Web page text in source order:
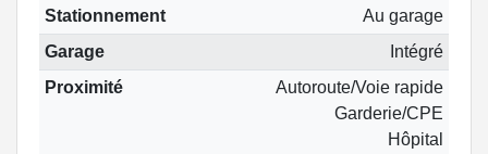
Stationnement
Au garage
Garage
Intégré
Proximité
Autoroute/Voie rapide
Garderie/CPE
Hôpital